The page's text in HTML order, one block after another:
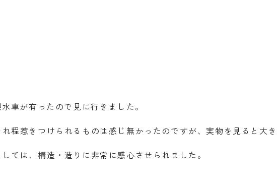
車が有ったので見に行きました。
程惹きつけられるものは感じ無かったのですが、実物を見ると大
ては、構造・造りに非常に感心させられました。